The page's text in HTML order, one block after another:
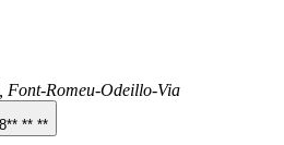
Font-Romeu-Odeillo-Via
** **